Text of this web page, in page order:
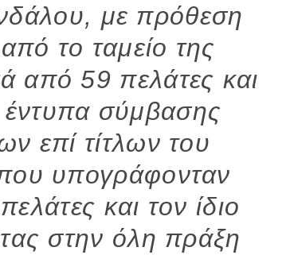
με πρόθεση
το ταμείο της
από 59 πελάτες και
έντυπα σύμβασης
επί τίτλων του
υπογράφονταν
και τον ίδιο
στην όλη πράξη